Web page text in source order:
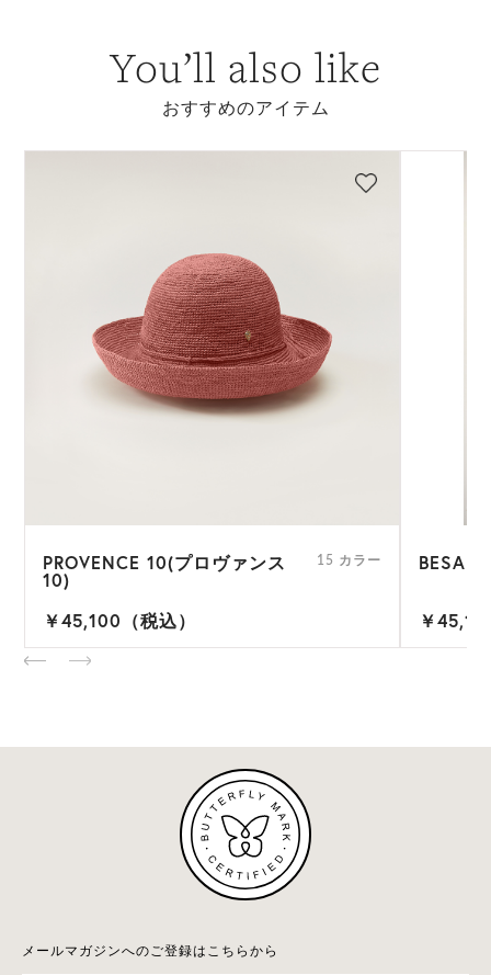
You’ll also like
おすすめのアイテム
PROVENCE 10(プロヴァンス
10)
15 カラー
￥45,100（税込）
BESA
￥
メールマガジンへのご登録はこちらから